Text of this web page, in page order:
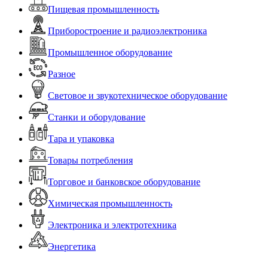
Пищевая промышленность
Приборостроение и радиоэлектроника
Промышленное оборудование
Разное
Световое и звукотехническое оборудование
Станки и оборудование
Тара и упаковка
Товары потребления
Торговое и банковское оборудование
Химическая промышленность
Электроника и электротехника
Энергетика